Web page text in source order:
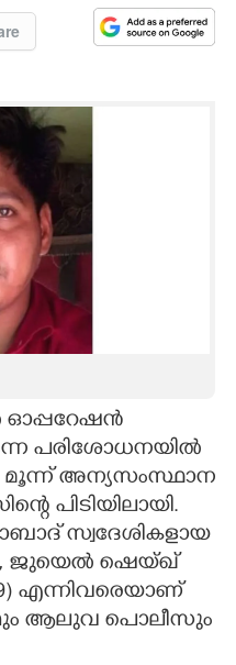
ഓപ്പറേഷൻ
പരിശോധനയിൽ
മൂന്ന് അന്യസംസ്ഥാന
പിടിയിലായി.
സ്വദേശികളായ
ജുയെൽ ഷെയ്ഖ്
എന്നിവരെയാണ്
ആലുവ പൊലീസും